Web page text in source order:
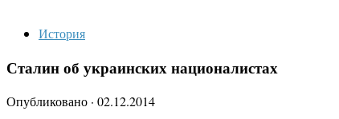
История
Сталин об украинских националистах
Опубликовано · 02.12.2014